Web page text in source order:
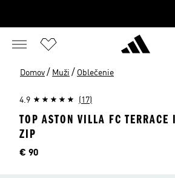
Domov / Muži / Oblečenie
4.9 (17)
TOP ASTON VILLA FC TERRACE
ZIP
Cena
€ 90